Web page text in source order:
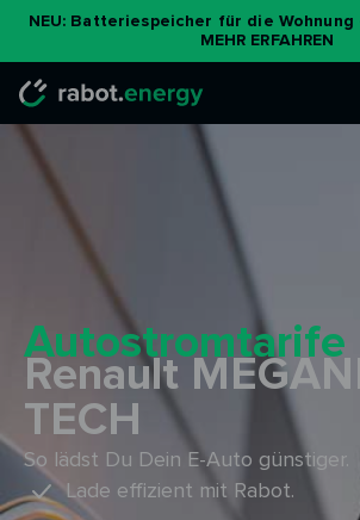
NEU: Batteriespeicher für die Wohnung
MEHR ERFAHREN
Autostromtarife
Renault
TECH
So lädst Du Dein E-Auto günstiger.
Lade effizient mit Rabot.
Zum
Inhalt
springen